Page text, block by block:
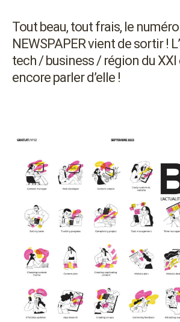
Tout beau, tout frais, le numéro
NEWSPAPER vient de sortir !
tech / business / région du
encore parler d’elle !